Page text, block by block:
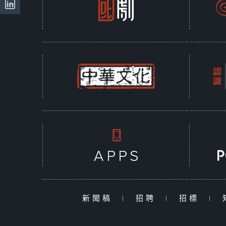
新聞稿 | 招聘 | 招標 |